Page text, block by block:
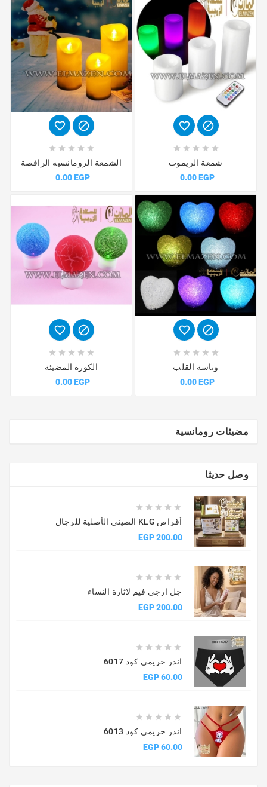


    
شمعة الريموت
0.00 EGP


    
الشمعة الرومانسيه الراقصة
0.00 EGP


    
وناسة القلب
0.00 EGP


    
الكورة المضيئة
0.00 EGP
مضيئات رومانسية
وصل حديثا





أقراص KLG الصيني الأصلية للرجال
200.00 EGP





جل ارجى فيم لاثارة النساء
200.00 EGP





اندر حريمى كود 6017
60.00 EGP





اندر حريمى كود 6013
60.00 EGP